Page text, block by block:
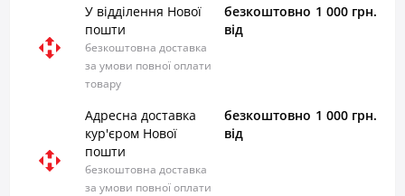
У відділення Нової
пошти
безкоштовна доставка
за умови повної оплати
товару
безкоштовно
від
1 000 грн.
Адресна доставка
кур'єром Нової
пошти
безкоштовна доставка
за умови повної оплати
безкоштовно
від
1 000 грн.